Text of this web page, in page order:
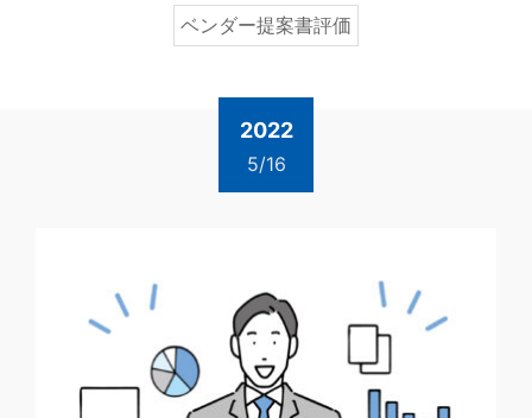
ベンダー提案書評価
2022
5/16